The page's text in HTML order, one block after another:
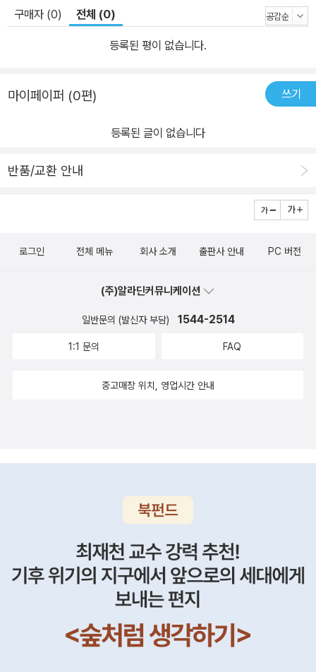
구매자 (0) 전체 (0)
등록된 평이 없습니다.
마이페이퍼 (0편) 쓰기
등록된 글이 없습니다
반품/교환 안내
로그인 전체 메뉴 회사 소개 출판사 안내 PC 버전
(주)알라딘커뮤니케이션
일반문의 (발신자 부담) 1544-2514
1:1 문의 FAQ
중고매장 위치, 영업시간 안내